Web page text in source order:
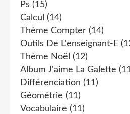
Ps (15)
Calcul (14)
Thème Compter (14)
Outils De L'enseignant-E
Thème Noël (12)
Album J'aime La Galette
Différenciation (11)
Géométrie (11)
Vocabulaire (11)